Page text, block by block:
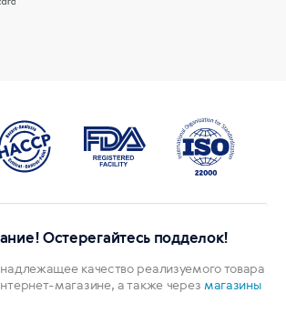
Остерегайтесь подделок!
качество реализуемого товара
магазине, а также через магазины